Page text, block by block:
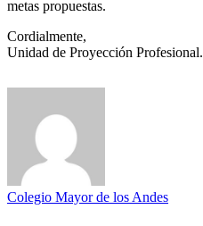
metas propuestas.
Cordialmente,
Unidad de Proyección Profesional.
Colegio Mayor de los Andes